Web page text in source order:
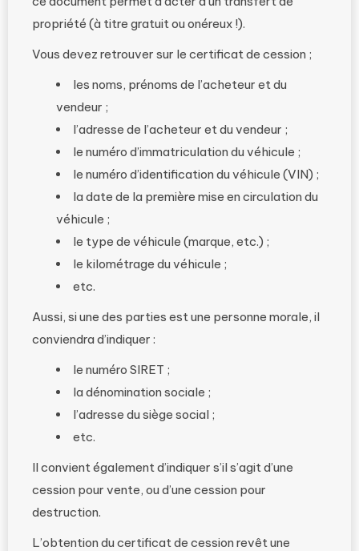
propriété (à titre gratuit ou onéreux !).
Vous devez retrouver sur le certificat de cession ;
les noms, prénoms de l’acheteur et du
vendeur ;
l’adresse de l’acheteur et du vendeur ;
le numéro d’immatriculation du véhicule ;
le numéro d’identification du véhicule (VIN) ;
la date de la première mise en circulation du
véhicule ;
le type de véhicule (marque, etc.) ;
le kilométrage du véhicule ;
etc.
Aussi, si une des parties est une personne morale, il
conviendra d’indiquer :
le numéro SIRET ;
la dénomination sociale ;
l’adresse du siège social ;
etc.
Il convient également d’indiquer s’il s’agit d’une
cession pour vente, ou d’une cession pour
destruction.
L’obtention du certificat de cession revêt une